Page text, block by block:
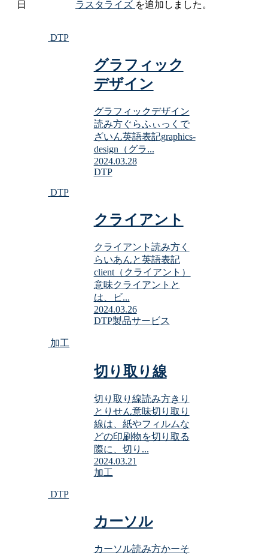
日
ラスタライズ を追加しました。
2024年09月05
ポストスクリプト
を追加しまし
DTP
グラフィック
デザイン
グラフィックデザイン
読み方ぐらふぃっくで
ざいん英語表記graphics-
design（グラ...
2024.03.28
DTP
DTP
クライアント
クライアント読み方く
らいあんと英語表記
client（クライアント）
意味クライアントと
は、ビ...
2024.03.26
DTP製品サービス
加工
切り取り線
切り取り線読み方きり
とりせん意味切り取り
線は、紙やフィルムな
どの印刷物を切り取る
際に、切り...
2024.03.21
加工
DTP
カーソル
カーソル読み方かーそ